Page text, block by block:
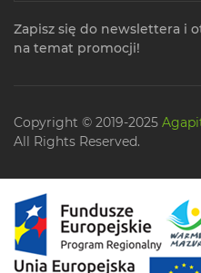
Zapisz się do newslettera i
na temat promocji!
Copyright © 2019-2025
All Rights Reserved.